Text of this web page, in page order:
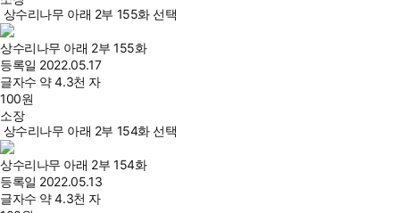
상수리나무 아래 2부 155화 선택
상수리나무 아래 2부 155화
등록일 2022.05.17
글자수 약 4.3천 자
100원
소장
상수리나무 아래 2부 154화 선택
상수리나무 아래 2부 154화
등록일 2022.05.13
글자수 약 4.3천 자